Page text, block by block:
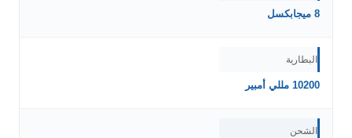
8 ميجابكسل
البطارية
10200 مللي أمبير
الشحن